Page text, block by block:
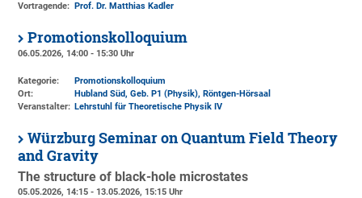
Vortragende:
Prof. Dr. Matthias Kadler
Promotionskolloquium
06.05.2026, 14:00 - 15:30 Uhr
Kategorie:
Promotionskolloquium
Ort:
Hubland Süd, Geb. P1 (Physik), Röntgen-Hörsaal
Veranstalter: Lehrstuhl für Theoretische Physik IV
Würzburg Seminar on Quantum Field Theory
and Gravity
The structure of black-hole microstates
05.05.2026, 14:15 - 13.05.2026, 15:15 Uhr